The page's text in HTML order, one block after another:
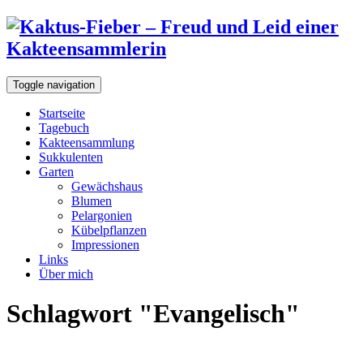
Toggle navigation
Startseite
Tagebuch
Kakteensammlung
Sukkulenten
Garten
Gewächshaus
Blumen
Pelargonien
Kübelpflanzen
Impressionen
Links
Über mich
Schlagwort "Evangelisch"